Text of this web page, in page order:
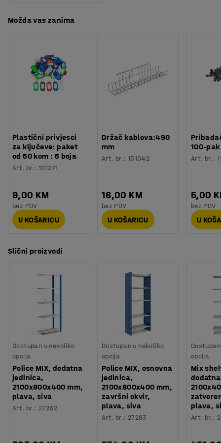
Možda vas zanima
Plastični privjesci
za ključeve: paket
od 50 kom : 5 boja
Art. br.:101271
9,00 KM
bez PDV
U KOŠARICU
Držač kablova:490
mm
Art. br.: 151042
16,00 KM
bez PDV
U KOŠARICU
100-pak
Art. br.:
5,00
bez PDV
U
Slični proizvodi
Dostupan u nekoliko
opcija
Police MIX, dodatna
jedinica,
2100x800x400 mm,
plava, siva
Art. br.: 27262
Dostupan u nekoliko
opcija
Police MIX, osnovna
jedinica,
2100x800x400 mm,
završni okvir,
plava, siva
Art. br.: 27283
opcija
Mix
plava,
Art. br.: